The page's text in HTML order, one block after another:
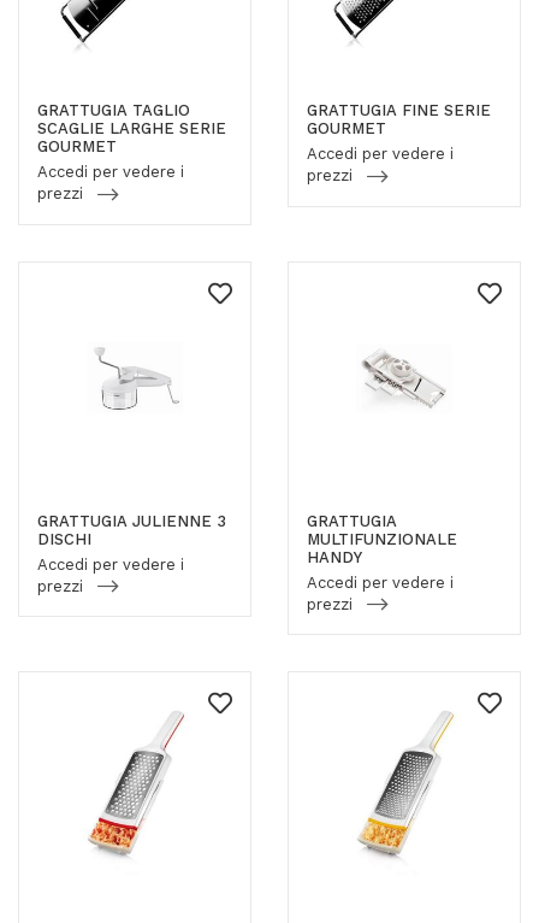
GRATTUGIA TAGLIO
SCAGLIE LARGHE SERIE
GOURMET
Accedi per vedere i
prezzi
GRATTUGIA FINE SERIE
GOURMET
Accedi per vedere i
prezzi
GRATTUGIA JULIENNE 3
DISCHI
Accedi per vedere i
prezzi
GRATTUGIA
MULTIFUNZIONALE
HANDY
Accedi per vedere i
prezzi